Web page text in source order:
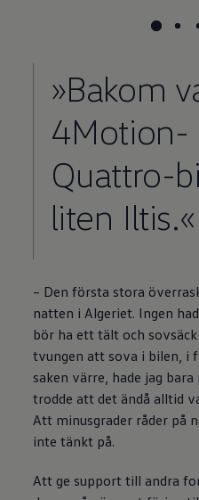
»Bakom
4Motion-
Quattro-
liten Iltis.«
– Den första stora
natten i Algeriet. Ingen
bör ha ett tält och sovsäck
tvungen att sova i bilen, i
saken värre, hade jag
trodde att det ändå alltid
Att minusgrader råder på
inte tänkt på.
Att ge support till andra